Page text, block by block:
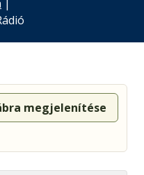
|
megjelenítése